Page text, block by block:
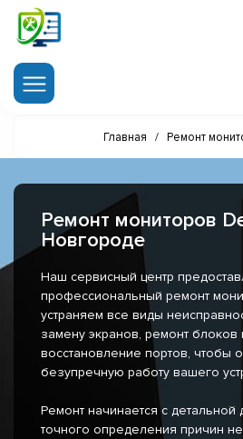
Главная / Ремонт
Ремонт мониторов
Новгороде
Наш сервисный центр
профессиональный ремонт
устраняем все виды
замену экранов, ремонт блоков
восстановление портов, чтобы
безупречную работу вашего
Ремонт начинается с детальной
точного определения причин